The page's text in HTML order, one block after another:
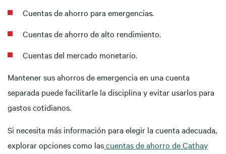
Cuentas de ahorro para emergencias.
Cuentas de ahorro de alto rendimiento.
Cuentas del mercado monetario.
Mantener sus ahorros de emergencia en una cuenta
separada puede facilitarle la disciplina y evitar usarlos para
gastos cotidianos.
Si necesita más información para elegir la cuenta adecuada,
explorar opciones como lascuentas de ahorro de Cathay